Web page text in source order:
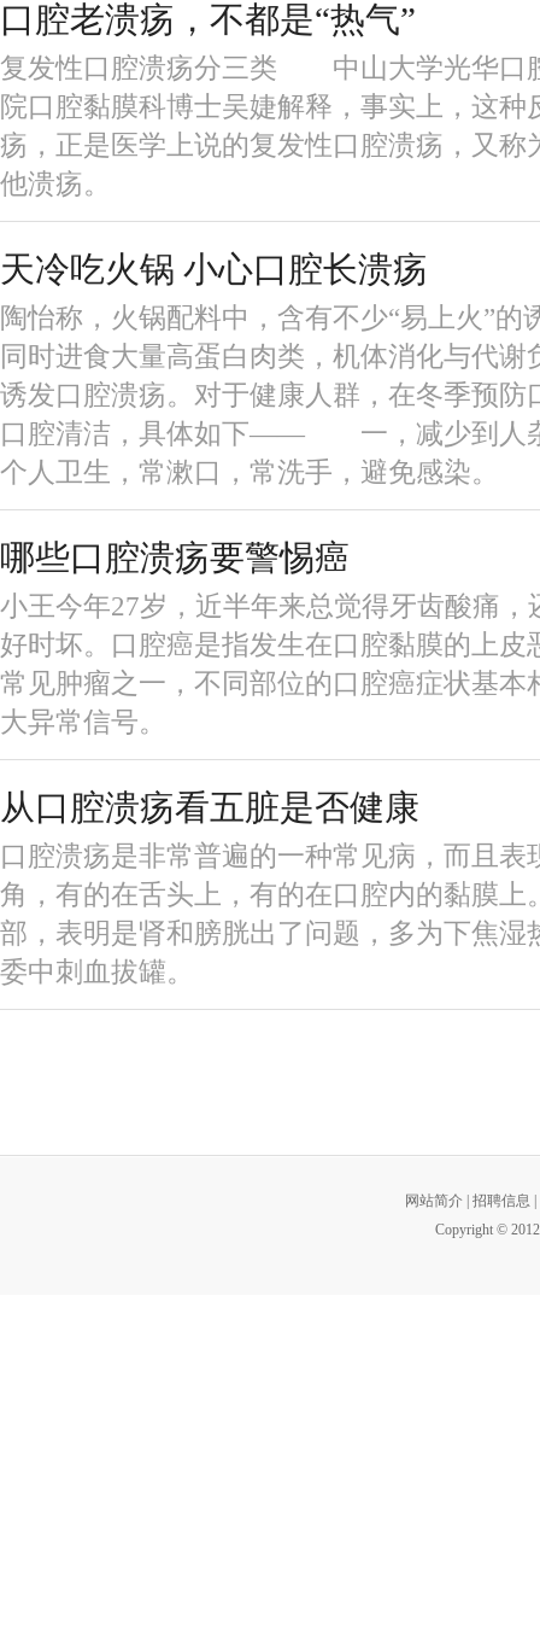
口腔老溃疡，不都是“热气”
复发性口腔溃疡分三类 中山大学光华口
院口腔黏膜科博士吴婕解释，事实上，这种
疡，正是医学上说的复发性口腔溃疡，又称
他溃疡。
天冷吃火锅 小心口腔长溃疡
陶怡称，火锅配料中，含有不少“易上火”的
同时进食大量高蛋白肉类，机体消化与代谢
诱发口腔溃疡。对于健康人群，在冬季预防
口腔清洁，具体如下—— 一，减少到人
个人卫生，常漱口，常洗手，避免感染。
哪些口腔溃疡要警惕癌
小王今年27岁，近半年来总觉得牙齿酸痛，
好时坏。口腔癌是指发生在口腔黏膜的上皮
常见肿瘤之一，不同部位的口腔癌症状基本
大异常信号。
从口腔溃疡看五脏是否健康
口腔溃疡是非常普遍的一种常见病，而且表
角，有的在舌头上，有的在口腔内的黏膜上
部，表明是肾和膀胱出了问题，多为下焦湿
委中刺血拔罐。
网站简介 招聘信息
Copyright ©